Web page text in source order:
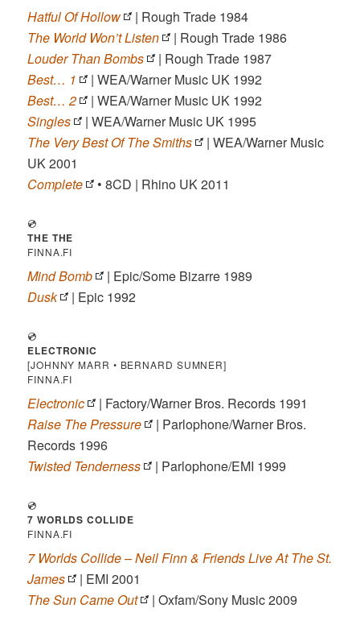
Hatful Of Hollow
| Rough Trade 1984
The World Won’t Listen
| Rough Trade 1986
Louder Than Bombs
| Rough Trade 1987
Best… 1
| WEA/Warner Music UK 1992
Best… 2
| WEA/Warner Music UK 1992
Singles
| WEA/Warner Music UK 1995
The Very Best Of The Smiths
| WEA/Warner Music
UK 2001
Complete
• 8CD | Rhino UK 2011
💿
THE THE
FINNA.FI
Mind Bomb
| Epic/Some Bizarre 1989
Dusk
| Epic 1992
💿
ELECTRONIC
[JOHNNY MARR • BERNARD SUMNER]
FINNA.FI
Electronic
| Factory/Warner Bros. Records 1991
Raise The Pressure
| Parlophone/Warner Bros.
Records 1996
Twisted Tenderness
| Parlophone/EMI 1999
💿
7 WORLDS COLLIDE
FINNA.FI
7 Worlds Collide – Neil Finn & Friends Live At The St.
James
| EMI 2001
The Sun Came Out
| Oxfam/Sony Music 2009